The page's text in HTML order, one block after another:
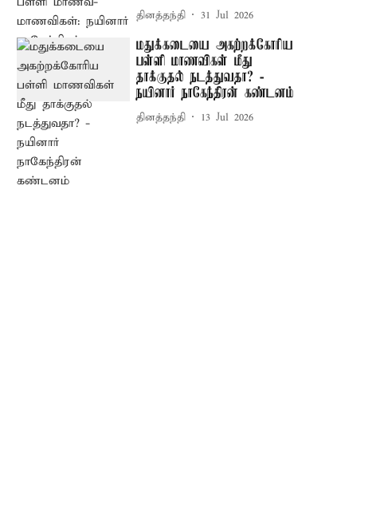
தினத்தந்தி 31 Jul 2026
மதுக்கடையை அகற்றக்கோரிய
பள்ளி மாணவிகள் மீது
தாக்குதல் நடத்துவதா? -
நயினார் நாகேந்திரன் கண்டனம்
தினத்தந்தி 13 Jul 2026